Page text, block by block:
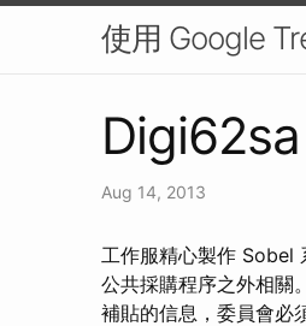
使用 Google
Aug 14, 2013
工作服精心製作 Sobel
公共採購程序之外相關
補貼的信息，委員會必